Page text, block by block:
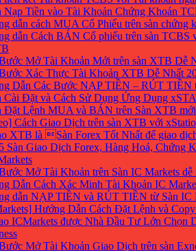
Nạp Tiền vào Tài Khoản Chứng Khoán
dẫn cách MUA Cổ Phiếu trên sàn chứng
dẫn Cách BÁN Cổ phiếu trên sàn TCBS
Mở Tài Khoản Mới trên sàn XTB Dễ
Xác Thực Tài Khoản XTB Dễ Nhất
Dẫn Các Bước NẠP TIỀN – RÚT TIỀN
Cài Đặt và Cách Sử Dụng Ứng Dụng
Đặt Lệnh MUA và BÁN trên Sàn XTB
Cách Giao Dịch trên sàn XTB với
XTB là Sàn Forex Tốt Nhất để giao
Sàn Giao Dịch Forex, Hàng Hoá, Chứng
Mở Tài Khoản trên Sàn IC Markets dễ
Dẫn Cách Xác Minh Tài Khoản IC
dẫn NẠP TIỀN và RÚT TIỀN từ Sàn IC
Hướng Dẫn Cách Đặt Lệnh và Copy
ICMarkets được Nhà Đầu Tư Lớn Chọn
Mở Tài Khoản Giao Dịch trên sàn